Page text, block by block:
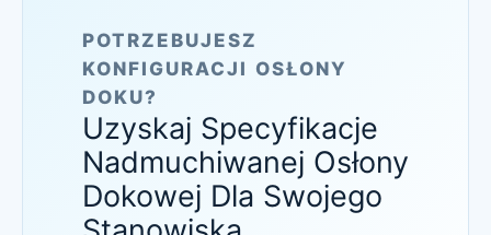
POTRZEBUJESZ
KONFIGURACJI OSŁONY
DOKU?
Uzyskaj Specyfikacje
Nadmuchiwanej Osłony
Dokowej Dla Swojego